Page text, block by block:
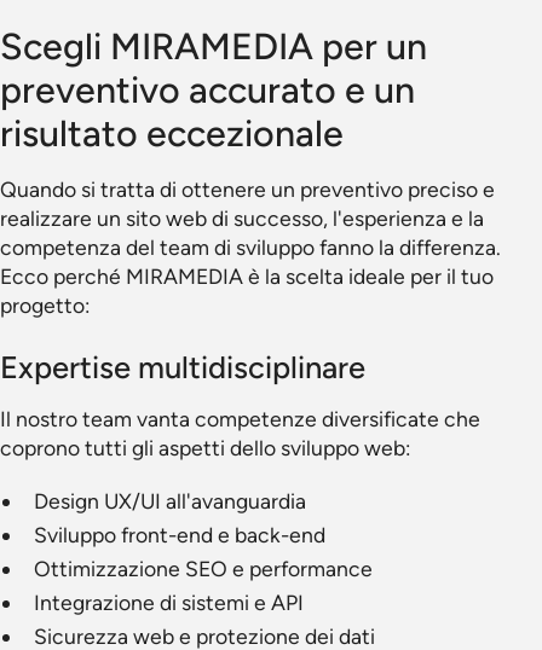
Scegli MIRAMEDIA per un
preventivo accurato e un
risultato eccezionale
Quando si tratta di ottenere un preventivo preciso e
realizzare un sito web di successo, l'esperienza e la
competenza del team di sviluppo fanno la differenza.
Ecco perché MIRAMEDIA è la scelta ideale per il tuo
progetto:
Expertise multidisciplinare
Il nostro team vanta competenze diversificate che
coprono tutti gli aspetti dello sviluppo web:
Design UX/UI all'avanguardia
Sviluppo front-end e back-end
Ottimizzazione SEO e performance
Integrazione di sistemi e API
Sicurezza web e protezione dei dati